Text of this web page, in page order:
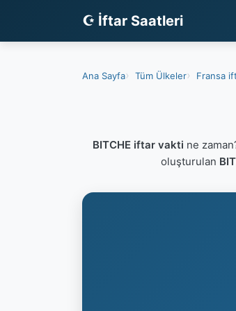
☪ İftar Saatleri
Ana Sayfa Tüm Ülkeler Fransa
BITCHE iftar vakti ne
oluşturulan